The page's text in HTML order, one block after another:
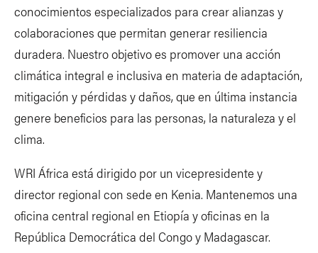
conocimientos especializados para crear alianzas y
colaboraciones que permitan generar resiliencia
duradera. Nuestro objetivo es promover una acción
climática integral e inclusiva en materia de adaptación,
mitigación y pérdidas y daños, que en última instancia
genere beneficios para las personas, la naturaleza y el
clima.
WRI África está dirigido por un vicepresidente y
director regional con sede en Kenia. Mantenemos una
oficina central regional en Etiopía y oficinas en la
República Democrática del Congo y Madagascar.